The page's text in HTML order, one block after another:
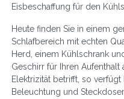
Eisbeschaffung für den
Heute finden Sie in einem
Schlafbereich mit echten
Herd, einem Kühlschrank
Geschirr für Ihren Aufenthalt
Elektrizität betrifft, so
Beleuchtung und